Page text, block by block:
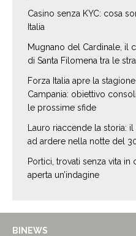
Casino senza KYC: cosa
Italia
Mugnano del Cardinale, il
di Santa Filomena tra le
Forza Italia apre la
Campania: obiettivo
le prossime sfide
Lauro riaccende la storia:
ad ardere nella notte del
Portici, trovati senza vita in
aperta un’indagine
BINEWS